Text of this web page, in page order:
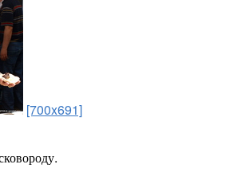
[700x691]